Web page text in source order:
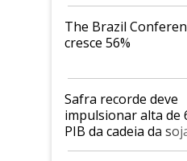
The Brazil
cresce 56%
Safra recorde deve
impulsionar alta de
PIB da cadeia da
biodiesel em 2026